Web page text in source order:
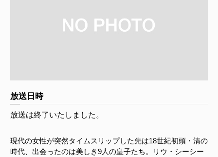
放送日時
放送は終了いたしました。
現代の女性が突然タイムスリップした先は18世紀初頭・清の
時代、出会ったのは美しき9人の皇子たち。リウ・シーシー